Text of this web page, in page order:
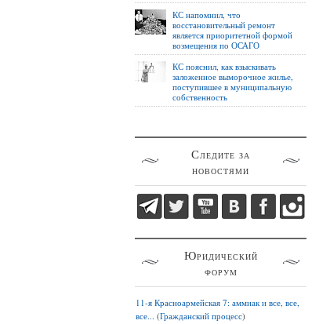
КС напомнил, что
восстановительный ремонт
является приоритетной формой
возмещения по ОСАГО
КС пояснил, как взыскивать
заложенное выморочное жилье,
поступившее в муниципальную
собственность
Следите за
новостями
Юридический
форум
11-я Красноармейская 7: аммиак и все, все,
все... (Гражданский процесс)